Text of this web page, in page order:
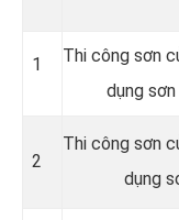
1
Thi công sơn
dụng
2
Thi công sơn
dụng